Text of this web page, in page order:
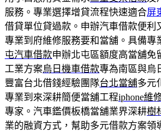
服務。專業選擇增貸流程快速適合屏
借貸單位貸過款。申辦汽車借款便利
專業到府維修服務要和當舖。具備專
屯汽車借款申辦北屯區額度高當舖免
工業方案烏日機車借款專為南區與烏
豐富台北借錢經驗團隊台北當舖多元
專業到來深耕簡便當舖工程iphone維
專家。汽車鑑價板橋當舖業界深耕樹
業的融資方式，幫助多元借款方案領